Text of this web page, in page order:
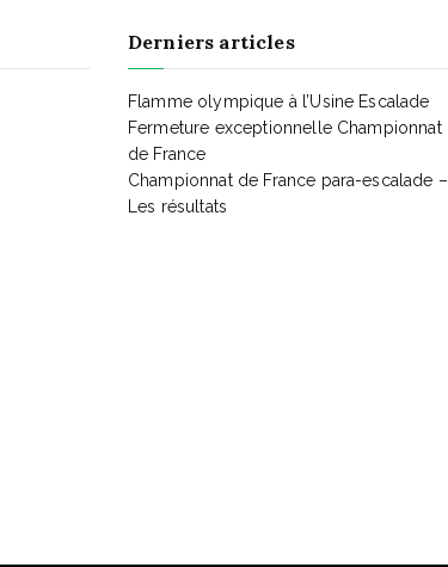
Derniers articles
Flamme olympique à l’Usine Escalade
Fermeture exceptionnelle Championnat
de France
Championnat de France para-escalade –
Les résultats